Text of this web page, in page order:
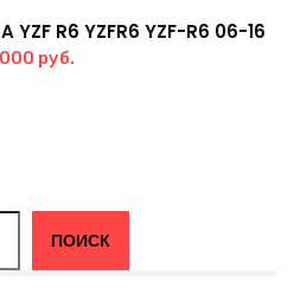
ПОИСК
YZF R6 YZFR6 YZF-R6 06-16
руб.